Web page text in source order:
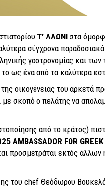
Τ’ ΑΛΩΝΙ στα
σύγχρονα
γαστρονομίας και
ως ένα από τα καλύτερα
οικογένειας του αρκετά
σκοπό ο πελάτης να
από το κράτος)
AMBASSADOR FOR GREEK
προσμετράται εκτός
του chef Θεόδωρου